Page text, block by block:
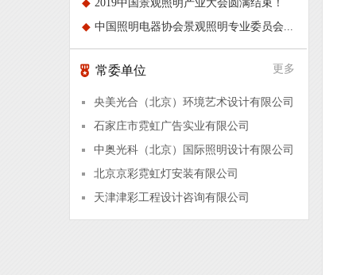
◆ 2019中国景观照明产业大会圆满结束！
◆ 中国照明电器协会景观照明专业委员会...
常委单位 更多
央美光合（北京）环境艺术设计有限公司
石家庄市霓虹广告实业有限公司
中奥光科（北京）国际照明设计有限公司
北京京彩霓虹灯安装有限公司
天津津彩工程设计咨询有限公司